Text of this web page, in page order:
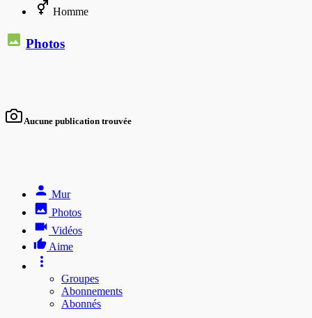
Homme
Photos
Aucune publication trouvée
Mur
Photos
Vidéos
Aime
Groupes
Abonnements
Abonnés